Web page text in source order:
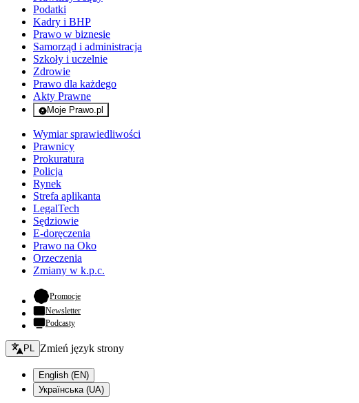
Podatki
Kadry i BHP
Prawo w biznesie
Samorząd i administracja
Szkoły i uczelnie
Zdrowie
Prawo dla każdego
Akty Prawne
Moje Prawo.pl
- rejestracja i logowanie do serwisu
Wymiar sprawiedliwości
Prawnicy
Prokuratura
Policja
Rynek
Strefa aplikanta
LegalTech
Sędziowie
E-doręczenia
Prawo na Oko
Orzeczenia
Zmiany w k.p.c.
Promocje- otwiera się w nowej karcie
Newsletter
Podcasty
Zmień język - bieżący:
PL Zmień język strony
English (EN)
Українська (UA)